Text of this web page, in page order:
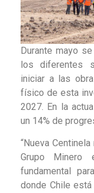
Durante mayo
los diferentes
iniciar a las
físico de esta
2027. En la
un 14% de
“Nueva
Grupo
fundamental
donde Chile